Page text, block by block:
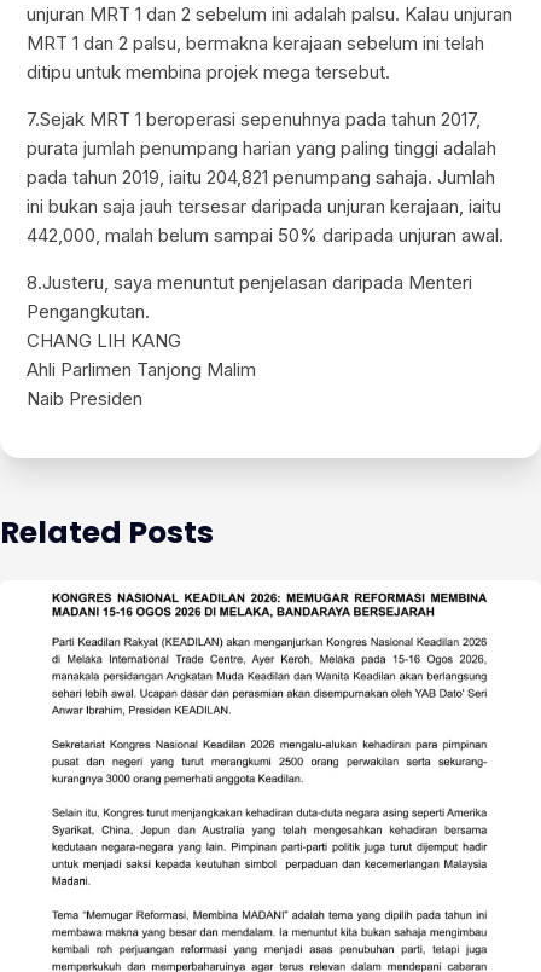
unjuran MRT 1 dan 2 sebelum ini adalah palsu. Kalau unjuran
MRT 1 dan 2 palsu, bermakna kerajaan sebelum ini telah
ditipu untuk membina projek mega tersebut.
7.Sejak MRT 1 beroperasi sepenuhnya pada tahun 2017,
purata jumlah penumpang harian yang paling tinggi adalah
pada tahun 2019, iaitu 204,821 penumpang sahaja. Jumlah
ini bukan saja jauh tersesar daripada unjuran kerajaan, iaitu
442,000, malah belum sampai 50% daripada unjuran awal.
8.Justeru, saya menuntut penjelasan daripada Menteri
Pengangkutan.
CHANG LIH KANG
Ahli Parlimen Tanjong Malim
Naib Presiden
Related Posts